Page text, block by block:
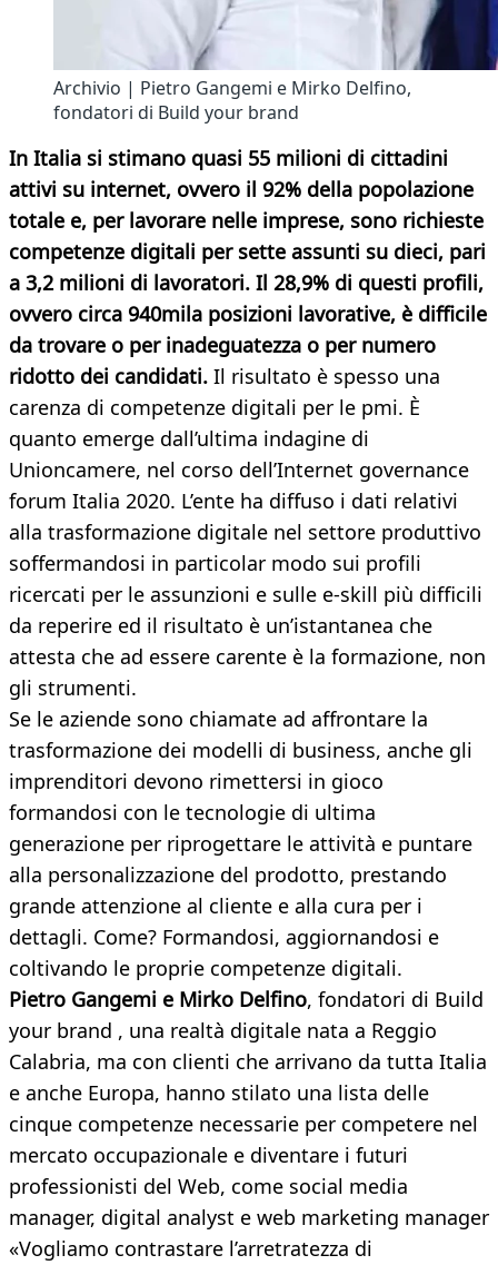
Archivio | Pietro Gangemi e Mirko Delfino,
fondatori di Build your brand
In Italia si stimano quasi 55 milioni di cittadini
attivi su internet, ovvero il 92% della popolazione
totale e, per lavorare nelle imprese, sono richieste
competenze digitali per sette assunti su dieci, pari
a 3,2 milioni di lavoratori. Il 28,9% di questi profili,
ovvero circa 940mila posizioni lavorative, è difficile
da trovare o per inadeguatezza o per numero
ridotto dei candidati. Il risultato è spesso una
carenza di competenze digitali per le pmi. È
quanto emerge dall’ultima indagine di
Unioncamere, nel corso dell’Internet governance
forum Italia 2020. L’ente ha diffuso i dati relativi
alla trasformazione digitale nel settore produttivo
soffermandosi in particolar modo sui profili
ricercati per le assunzioni e sulle e-skill più difficili
da reperire ed il risultato è un’istantanea che
attesta che ad essere carente è la formazione, non
gli strumenti.
Se le aziende sono chiamate ad affrontare la
trasformazione dei modelli di business, anche gli
imprenditori devono rimettersi in gioco
formandosi con le tecnologie di ultima
generazione per riprogettare le attività e puntare
alla personalizzazione del prodotto, prestando
grande attenzione al cliente e alla cura per i
dettagli. Come? Formandosi, aggiornandosi e
coltivando le proprie competenze digitali.
Pietro Gangemi e Mirko Delfino, fondatori di Build
your brand , una realtà digitale nata a Reggio
Calabria, ma con clienti che arrivano da tutta Italia
e anche Europa, hanno stilato una lista delle
cinque competenze necessarie per competere nel
mercato occupazionale e diventare i futuri
professionisti del Web, come social media
manager, digital analyst e web marketing manager
«Vogliamo contrastare l’arretratezza di